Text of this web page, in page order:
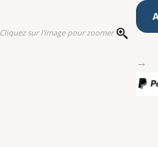
Cliquez sur l'image pour zoomer
→